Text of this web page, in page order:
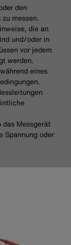
den
messen.
die an
und/oder in
vor jedem
werden.
eines
das Messgerät
Spannung oder